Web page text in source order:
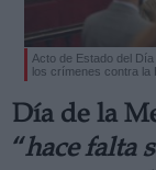
Acto de Estado del
los crímenes contra la
Día de la
“hace falta